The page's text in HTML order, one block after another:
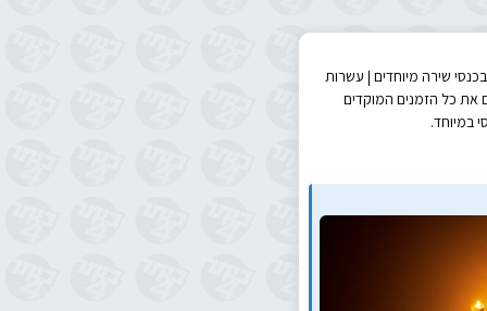
שירה מיוחדים | עשרות
את כל הזמנים המוקדים
במיוחד.